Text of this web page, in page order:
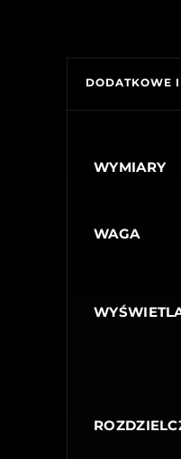
DODATKOWE
WYMIARY
WAGA